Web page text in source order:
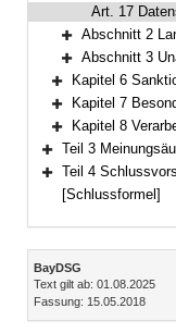
Art. 17
Bereich erweitern
Abschnitt 2
Bereich erweitern
Abschnitt 3
Bereich erweitern
Kapitel 6
Bereich erweitern
Kapitel 7
Bereich erweitern
Kapitel 8
Bereich erweitern
Teil 3
Bereich erweitern
Teil 4
[Schlussformel]
Inhalt
BayDSG
Text gilt ab: 01.08.2025
Fassung: 15.05.2018